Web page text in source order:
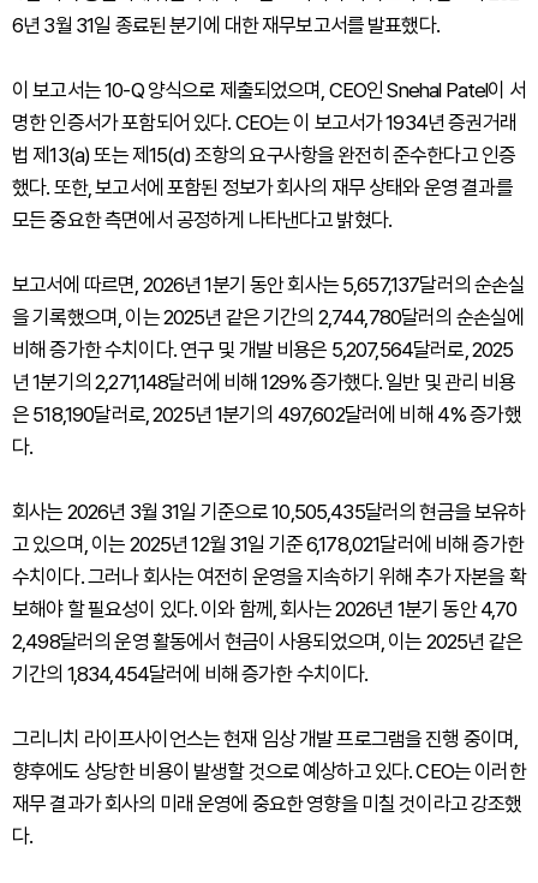
6년 3월 31일 종료된 분기에 대한 재무보고서를 발표했다.
이 보고서는 10-Q 양식으로 제출되었으며, CEO인 Snehal Patel이 서
명한 인증서가 포함되어 있다. CEO는 이 보고서가 1934년 증권거래
법 제13(a) 또는 제15(d) 조항의 요구사항을 완전히 준수한다고 인증
했다. 또한, 보고서에 포함된 정보가 회사의 재무 상태와 운영 결과를
모든 중요한 측면에서 공정하게 나타낸다고 밝혔다.
보고서에 따르면, 2026년 1분기 동안 회사는 5,657,137달러의 순손실
을 기록했으며, 이는 2025년 같은 기간의 2,744,780달러의 순손실에
비해 증가한 수치이다. 연구 및 개발 비용은 5,207,564달러로, 2025
년 1분기의 2,271,148달러에 비해 129% 증가했다. 일반 및 관리 비용
은 518,190달러로, 2025년 1분기의 497,602달러에 비해 4% 증가했
다.
회사는 2026년 3월 31일 기준으로 10,505,435달러의 현금을 보유하
고 있으며, 이는 2025년 12월 31일 기준 6,178,021달러에 비해 증가한
수치이다. 그러나 회사는 여전히 운영을 지속하기 위해 추가 자본을 확
보해야 할 필요성이 있다. 이와 함께, 회사는 2026년 1분기 동안 4,70
2,498달러의 운영 활동에서 현금이 사용되었으며, 이는 2025년 같은
기간의 1,834,454달러에 비해 증가한 수치이다.
그리니치 라이프사이언스는 현재 임상 개발 프로그램을 진행 중이며,
향후에도 상당한 비용이 발생할 것으로 예상하고 있다. CEO는 이러한
재무 결과가 회사의 미래 운영에 중요한 영향을 미칠 것이라고 강조했
다.